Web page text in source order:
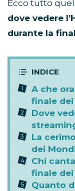
Ecco tutto
dove vedere
durante la
A che
finale dei
Dove
La
dei
Chi
finale dei
Quanto